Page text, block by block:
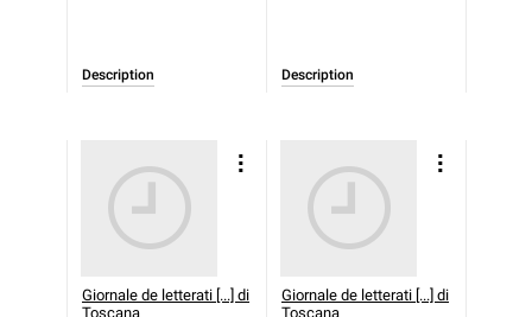
Description Description
Giornale de letterati [...] di
Toscana
Giornale de letterati [...] di
Toscana